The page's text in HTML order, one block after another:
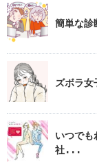
簡単な診
ズボラ女
いつでも
社...